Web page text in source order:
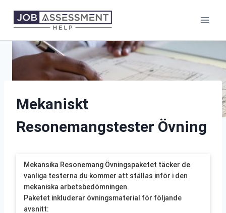
Mekaniskt
Resonemangstester Övning
Mekansika Resonemang Övningspaketet täcker de
vanliga testerna du kommer att ställas inför i den
mekaniska arbetsbedömningen.
Paketet inkluderar övningsmaterial för följande
avsnitt: